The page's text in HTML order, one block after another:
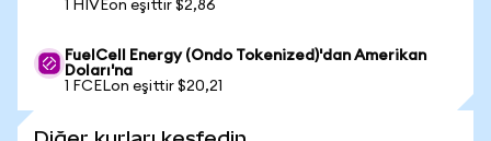
1 HIVEon eşittir $2,86
FuelCell Energy (Ondo Tokenized)'dan Amerikan
Doları'na
1 FCELon eşittir $20,21